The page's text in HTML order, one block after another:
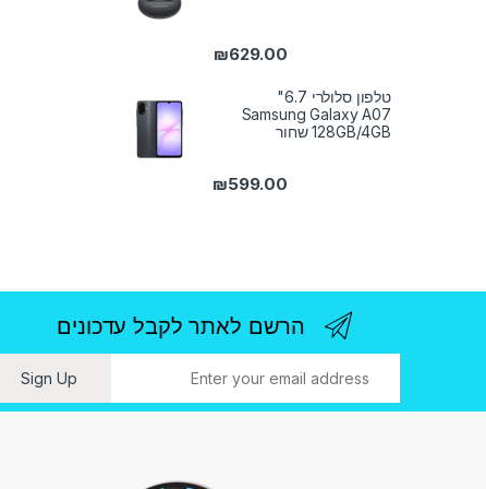
₪629.00
טלפון סלולרי 6.7"
Samsung Galaxy A07
128GB/4GB שחור
₪599.00
הרשם לאתר לקבל עדכונים
Sign Up